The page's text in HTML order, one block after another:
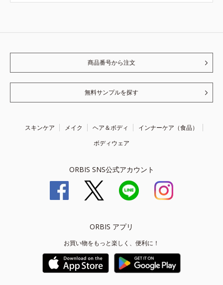
商品番号から注文
無料サンプルを探す
スキンケア メイク ヘア＆ボディ
インナーケア（食品）
ボディウェア
ORBIS SNS公式アカウント
ORBIS アプリ
お買い物をもっと楽しく、便利に！